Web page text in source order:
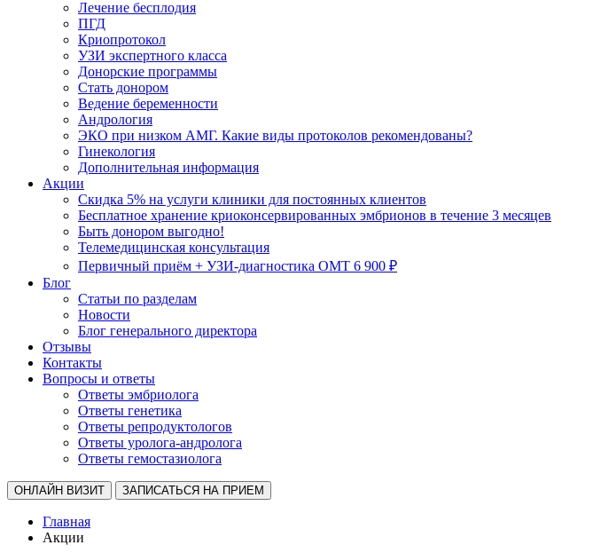
Лечение бесплодия
ПГД
Криопротокол
УЗИ экспертного класса
Донорские программы
Стать донором
Ведение беременности
Андрология
ЭКО при низком АМГ. Какие виды протоколов рекомендованы?
Гинекология
Дополнительная информация
Акции
Скидка 5% на услуги клиники для постоянных клиентов
Бесплатное хранение криоконсервированных эмбрионов в течение 3 месяцев
Быть донором выгодно!
Телемедицинская консультация
Первичный приём + УЗИ-диагностика ОМТ 6 900 ₽
Блог
Статьи по разделам
Новости
Блог генерального директора
Отзывы
Контакты
Вопросы и ответы
Ответы эмбриолога
Ответы генетика
Ответы репродуктологов
Ответы уролога-андролога
Ответы гемостазиолога
ОНЛАЙН ВИЗИТ ЗАПИСАТЬСЯ НА ПРИЕМ
Главная
Акции